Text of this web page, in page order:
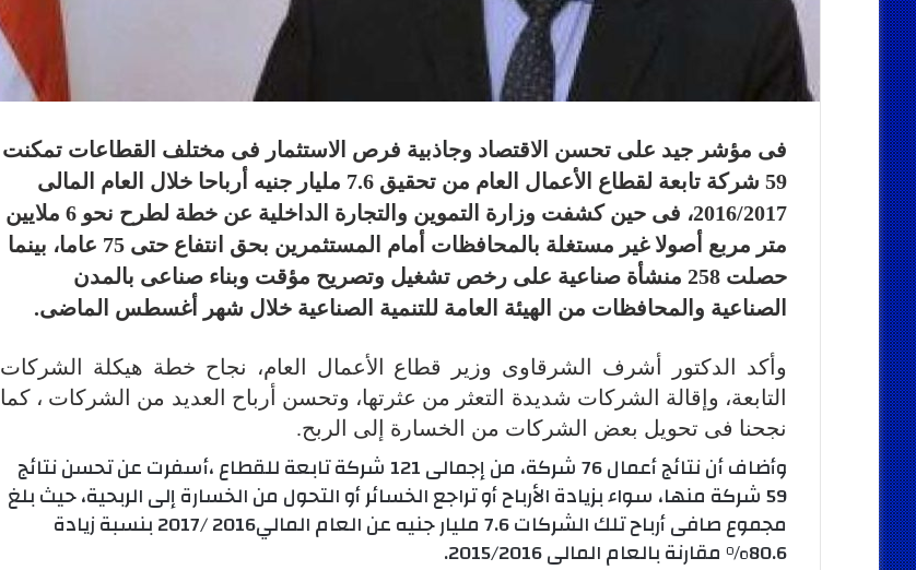
فى مؤشر جيد على تحسن الاقتصاد وجاذبية فرص الاستثمار فى مختلف القطاعات تمكنت
59 شركة تابعة لقطاع الأعمال العام من تحقيق 7.6 مليار جنيه أرباحا خلال العام المالى
2016/2017، فى حين كشفت وزارة التموين والتجارة الداخلية عن خطة لطرح نحو 6 ملايين
متر مربع أصولا غير مستغلة بالمحافظات أمام المستثمرين بحق انتفاع حتى 75 عاما، بينما
حصلت 258 منشأة صناعية على رخص تشغيل وتصريح مؤقت وبناء صناعى بالمدن
الصناعية والمحافظات من الهيئة العامة للتنمية الصناعية خلال شهر أغسطس الماضى.
وأكد الدكتور أشرف الشرقاوى وزير قطاع الأعمال العام، نجاح خطة هيكلة الشركات
التابعة، وإقالة الشركات شديدة التعثر من عثرتها، وتحسن أرباح العديد من الشركات ، كما
نجحنا فى تحويل بعض الشركات من الخسارة إلى الربح.
وأضاف أن نتائج أعمال 76 شركة، من إجمالى 121 شركة تابعة للقطاع ،أسفرت عن تحسن نتائج
59 شركة منها، سواء بزيادة الأرباح أو تراجع الخسائر أو التحول من الخسارة إلى الربحية، حيث بلغ
مجموع صافى أرباح تلك الشركات 7.6 مليار جنيه عن العام المالي2016 /2017 بنسبة زيادة
80.6% مقارنة بالعام المالى 2015/2016.